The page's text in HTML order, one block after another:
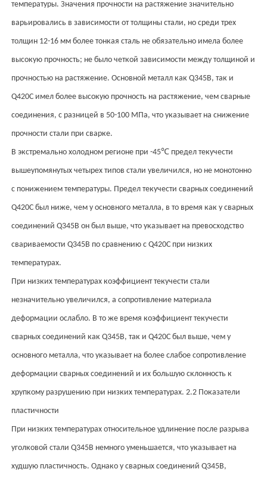
температуры. Значения прочности на растяжениезначительно
варьировались в зависимости от толщины стали, но среди трех
толщин 12-16 мм более тонкая сталь не обязательно имела более
высокую прочность; не было четкой зависимости между толщиной и
прочностью на растяжение. Основной металл как Q345B, так и
Q420C имел более высокую прочность на растяжение, чем сварные
соединения, с разницей в 50-100 МПа, что указывает на снижение
прочности стали при сварке.
В экстремально холодном регионе при -45℃предел текучести
вышеупомянутых четырех типов стали увеличился, но не монотонно
с понижением температуры. Предел текучести сварных соединений
Q420C был ниже, чем у основного металла, в то время как у сварных
соединений Q345B он был выше, что указывает на превосходство
свариваемости Q345B по сравнению с Q420C при низких
температурах.
При низких температурах коэффициент текучести стали
незначительно увеличился, а сопротивление материала
деформации ослабло. В то же время коэффициент текучести
сварных соединений как Q345B, так и Q420C был выше, чем у
основного металла, что указывает на более слабое сопротивление
деформации сварных соединений и их большую склонность к
хрупкому разрушению при низких температурах. 2.2 Показатели
пластичности
При низких температурах относительное удлинение после разрыва
уголковой стали Q345B немного уменьшается, что указывает на
худшую пластичность. Однако у сварных соединений Q345B,